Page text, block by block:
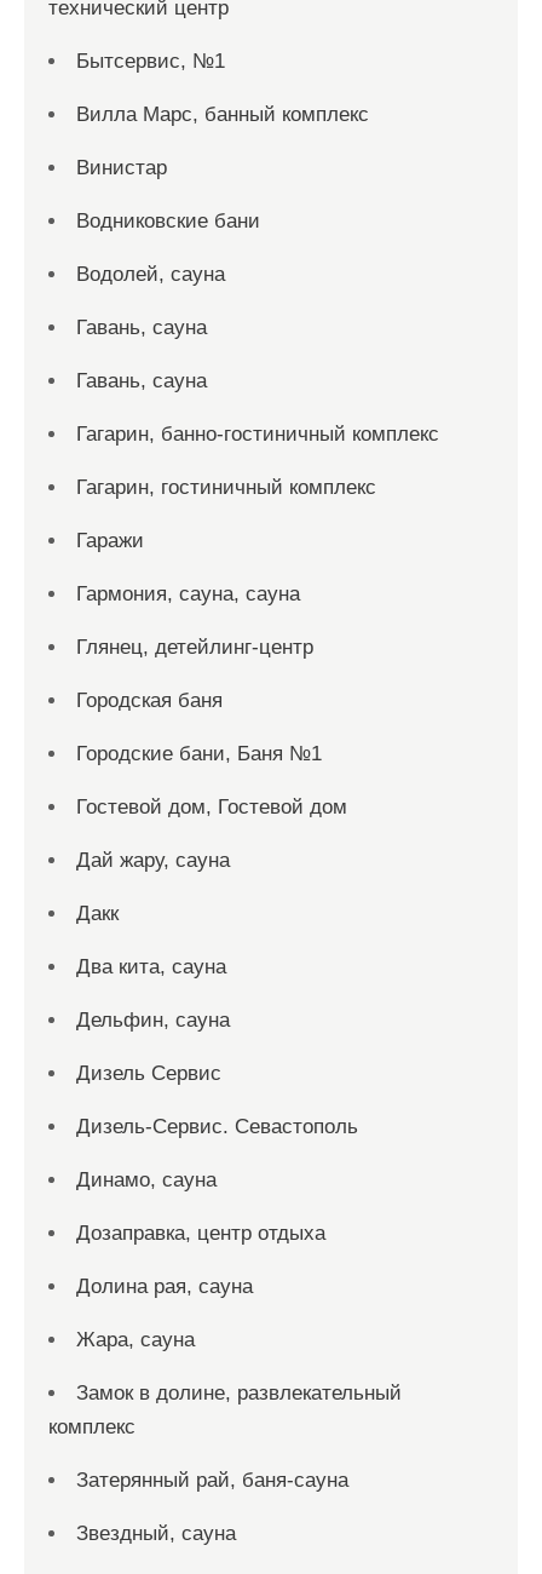
технический центр
Бытсервис, №1
Вилла Марс, банный комплекс
Винистар
Водниковские бани
Водолей, сауна
Гавань, сауна
Гавань, сауна
Гагарин, банно-гостиничный комплекс
Гагарин, гостиничный комплекс
Гаражи
Гармония, сауна, сауна
Глянец, детейлинг-центр
Городская баня
Городские бани, Баня №1
Гостевой дом, Гостевой дом
Дай жару, сауна
Дакк
Два кита, сауна
Дельфин, сауна
Дизель Сервис
Дизель-Сервис. Севастополь
Динамо, сауна
Дозаправка, центр отдыха
Долина рая, сауна
Жара, сауна
Замок в долине, развлекательный
комплекс
Затерянный рай, баня-сауна
Звездный, сауна